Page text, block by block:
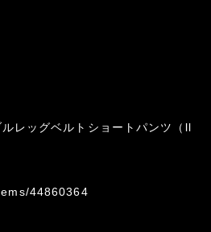
レッグベルトショートパンツ（ll
44860364